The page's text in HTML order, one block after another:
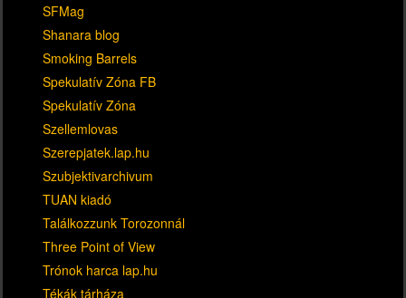
SFMag
Shanara blog
Smoking Barrels
Spekulatív Zóna FB
Spekulatív Zóna
Szellemlovas
Szerepjatek.lap.hu
Szubjektivarchivum
TUAN kiadó
Találkozzunk Torozonnál
Three Point of View
Trónok harca lap.hu
Tékák tárháza